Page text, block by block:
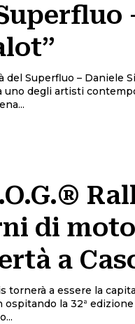
del Superfluo – Daniele
uno degli artisti
di
a
tornerà a essere la
la 32ª edizione